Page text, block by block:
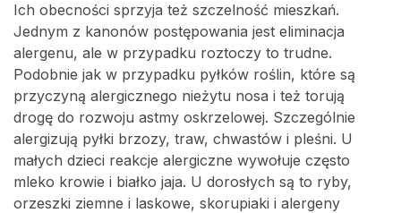
Ich obecności sprzyja też szczelność mieszkań.
Jednym z kanonów postępowania jest eliminacja
alergenu, ale w przypadku roztoczy to trudne.
Podobnie jak w przypadku pyłków roślin, które są
przyczyną alergicznego nieżytu nosa i też torują
drogę do rozwoju astmy oskrzelowej. Szczególnie
alergizują pyłki brzozy, traw, chwastów i pleśni. U
małych dzieci reakcje alergiczne wywołuje często
mleko krowie i białko jaja. U dorosłych są to ryby,
orzeszki ziemne i laskowe, skorupiaki i alergeny